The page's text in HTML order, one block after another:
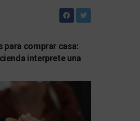
para comprar casa:
interprete una